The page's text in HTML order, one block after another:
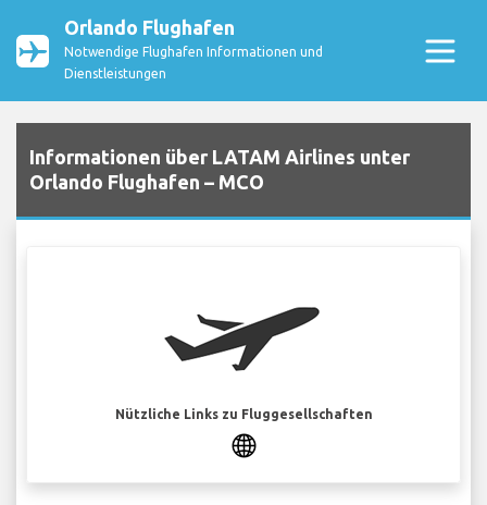
Orlando Flughafen
Notwendige Flughafen Informationen und
Dienstleistungen
Informationen über LATAM Airlines unter
Orlando Flughafen – MCO
Nützliche Links zu Fluggesellschaften